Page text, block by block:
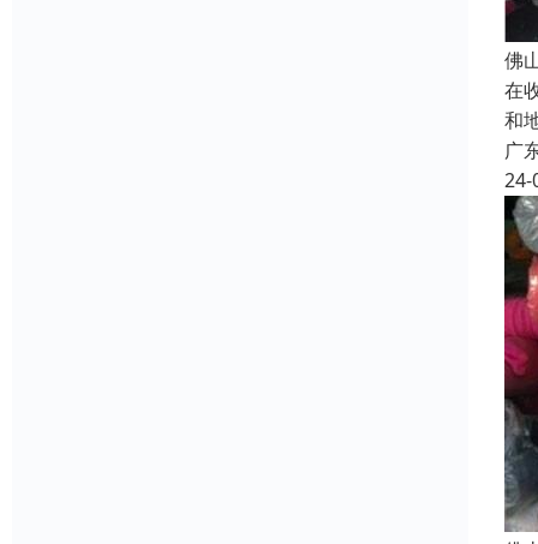
佛
在
和
广
24-